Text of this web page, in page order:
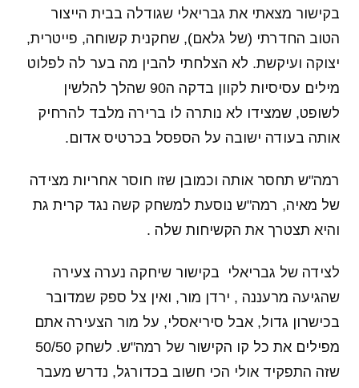
בקישור מצאתי את גבריאלי שגודלה בבית הייצור
הטוב החדרתי (של גלאם), שחקנית קשוחה, פייטרית,
יצוקה ועיקשת. לא הצלחתי להבין מה בער לה לפלוט
מילים עסיסיות לקוון בדקה ה90 שהלך להלשין
לשופט, שמצידו לא נותרה לו ברירה מלבד להרחיק
אותה בעודה ישובה על הספסל בכרטיס אדום.
רמה"ש תחסר אותה וכמובן שזו חוסר אחריות מצידה
של מאיה, רמה"ש נוסעת למשחק קשה נגד קרית גת
והיא תצטרך את הקשיחות שלה .
לצידה של גבריאלי בקישור שיחקה נערה צעירה
שהגיעה מרעננה , ירדן מור, ואין צל ספק שמדובר
בכישרון גדול, אבל סיריאסלי, על מור הצעירה אתם
מפילים את כל קו הקישור של רמה"ש. לשחק 50/50
שזה התפקיד אולי הכי חשוב בכדורגל, נדרש מעבר